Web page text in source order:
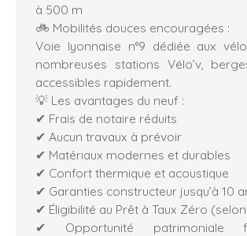
à 500 m
🚲 Mobilités douces encouragées :
Voie lyonnaise n°9 dédiée aux
nombreuses stations Vélo’v,
accessibles rapidement.
💡 Les avantages du neuf :
✔ Frais de notaire réduits
✔ Aucun travaux à prévoir
✔ Matériaux modernes et durables
✔ Confort thermique et acoustique
✔ Garanties constructeur jusqu’à 10
✔ Éligibilité au Prêt à Taux Zéro
✔ Opportunité patrimoniale